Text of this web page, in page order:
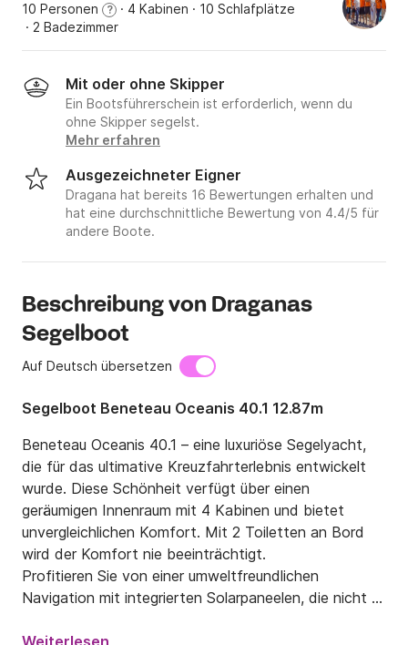
10 Personen ? · 4 Kabinen · 10 Schlafplätze
· 2 Badezimmer
Mit oder ohne Skipper
Ein Bootsführerschein ist erforderlich, wenn du
ohne Skipper segelst.
Mehr erfahren
Ausgezeichneter Eigner
Dragana hat bereits 16 Bewertungen erhalten und
hat eine durchschnittliche Bewertung von 4.4/5 für
andere Boote.
Beschreibung von Draganas
Segelboot
Auf Deutsch übersetzen
Segelboot Beneteau Oceanis 40.1 12.87m
Beneteau Oceanis 40.1 – eine luxuriöse Segelyacht,
die für das ultimative Kreuzfahrterlebnis entwickelt
wurde. Diese Schönheit verfügt über einen
geräumigen Innenraum mit 4 Kabinen und bietet
unvergleichlichen Komfort. Mit 2 Toiletten an Bord
wird der Komfort nie beeinträchtigt.
Profitieren Sie von einer umweltfreundlichen
Navigation mit integrierten Solarpaneelen, die nicht